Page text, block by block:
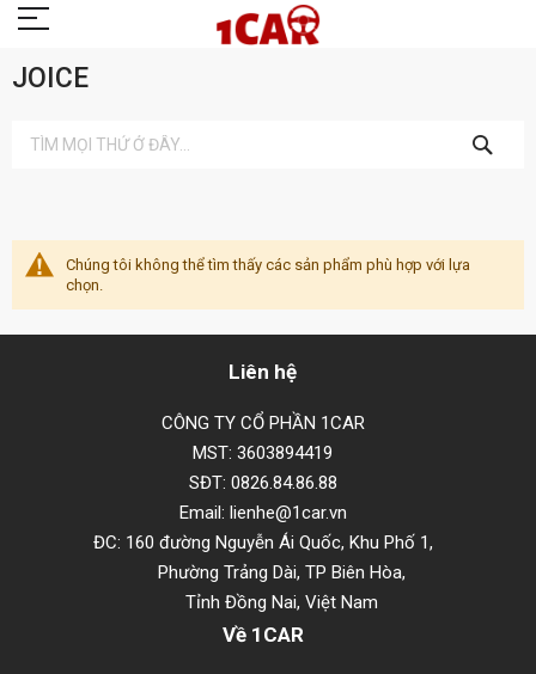
JOICE
KIẾM
Chúng tôi không thể tìm thấy các sản phẩm phù hợp với lựa
chọn.
Liên hệ
CÔNG TY CỔ PHẦN 1CAR
MST: 3603894419
SĐT: 0826.84.86.88
Email: lienhe@1car.vn
ĐC: 160 đường Nguyễn Ái Quốc, Khu Phố 1,
Phường Trảng Dài, TP Biên Hòa,
Tỉnh Đồng Nai, Việt Nam
Về 1CAR